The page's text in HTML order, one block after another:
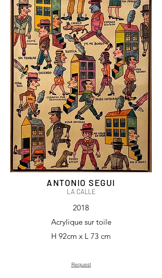
ANTONIO SEGUI
LA CALLE
2018
Acrylique sur toile
H 92cm x L 73 cm
Request